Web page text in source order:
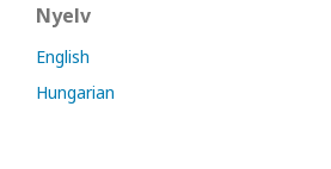
Nyelv
English
Hungarian